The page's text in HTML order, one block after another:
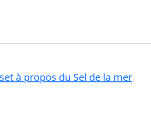
à propos du Sel de la mer